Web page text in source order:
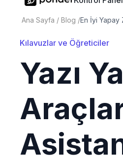
Ana Sayfa / Blog /En İyi Yapay
Kılavuzlar ve Öğreticiler
Yazı